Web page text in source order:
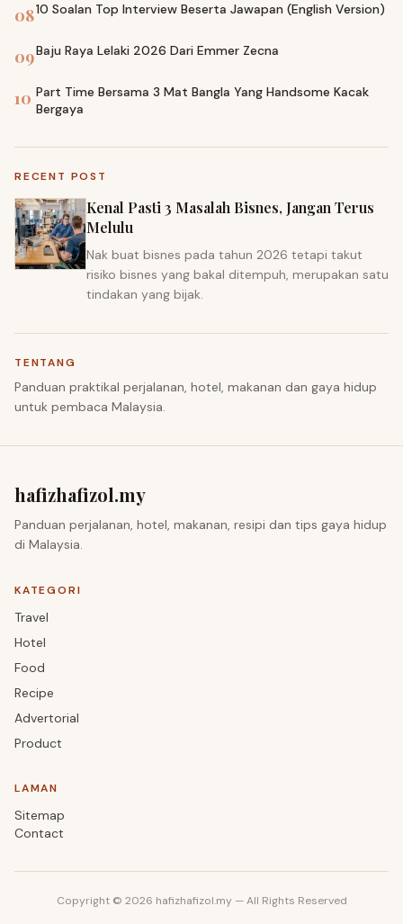
0810 Soalan Top Interview Beserta Jawapan (English Version)
09Baju Raya Lelaki 2026 Dari Emmer Zecna
10 Part Time Bersama 3 Mat Bangla Yang Handsome Kacak
Bergaya
RECENT POST
Kenal Pasti 3 Masalah Bisnes, Jangan Terus
Melulu
Nak buat bisnes pada tahun 2026 tetapi takut
risiko bisnes yang bakal ditempuh, merupakan satu
tindakan yang bijak.
TENTANG
Panduan praktikal perjalanan, hotel, makanan dan gaya hidup
untuk pembaca Malaysia.
hafizhafizol.my
Panduan perjalanan, hotel, makanan, resipi dan tips gaya hidup
di Malaysia.
KATEGORI
Travel
Hotel
Food
Recipe
Advertorial
Product
LAMAN
Sitemap
Contact
Copyright © 2026 hafizhafizol.my — All Rights Reserved